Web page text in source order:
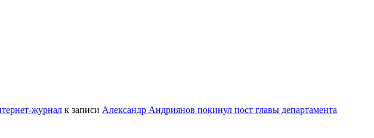
журнал к записи Александр Андриянов покинул пост главы департамента